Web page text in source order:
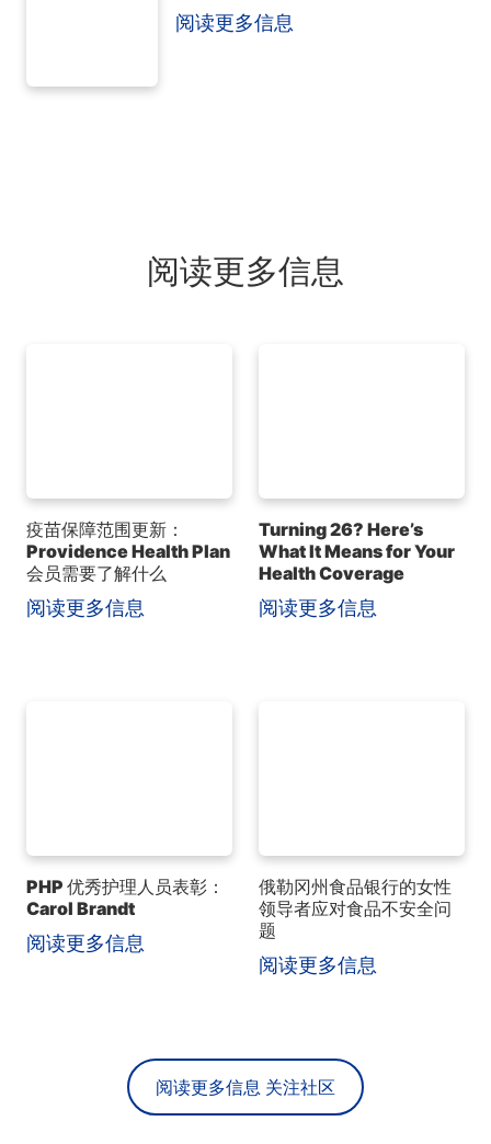
阅读更多信息
阅读更多信息
疫苗保障范围更新：
Providence Health Plan
会员需要了解什么
阅读更多信息
Turning 26? Here’s
What It Means for Your
Health Coverage
阅读更多信息
PHP 优秀护理人员表彰：
Carol Brandt
阅读更多信息
俄勒冈州食品银行的女性
领导者应对食品不安全问
题
阅读更多信息
阅读更多信息 关注社区